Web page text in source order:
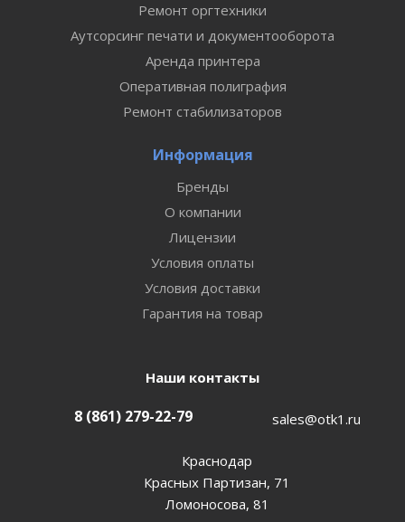
Ремонт оргтехники
Аутсорсинг печати и документооборота
Аренда принтера
Оперативная полиграфия
Ремонт стабилизаторов
Информация
Бренды
О компании
Лицензии
Условия оплаты
Условия доставки
Гарантия на товар
Наши контакты
8 (861) 279-22-79 sales@otk1.ru
Краснодар
Красных Партизан, 71
Ломоносова, 81